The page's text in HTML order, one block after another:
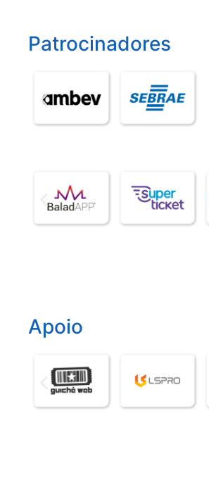
Patrocinadores
Apoio